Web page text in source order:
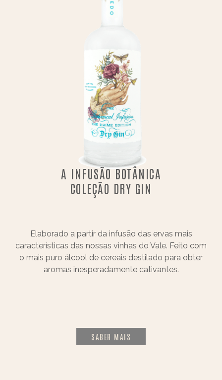
A INFUSÃO BOTÂNICA
COLEÇÃO DRY GIN
Elaborado a partir da infusão das ervas mais
características das nossas vinhas do Vale. Feito com
o mais puro álcool de cereais destilado para obter
aromas inesperadamente cativantes.
SABER MAIS